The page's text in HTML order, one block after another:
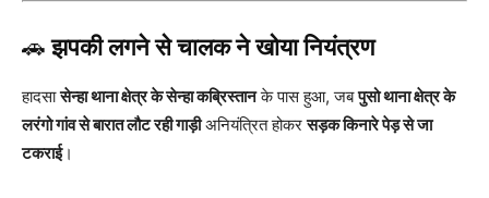
🚗झपकी लगने से चालक ने खोया नियंत्रण
हादसासेन्हा थाना क्षेत्र के सेन्हा कब्रिस्तानके पास हुआ, जबपुसो थाना क्षेत्र के
लरंगो गांव से बारात लौट रही गाड़ीअनियंत्रित होकरसड़क किनारे पेड़ से जा
टकराई।